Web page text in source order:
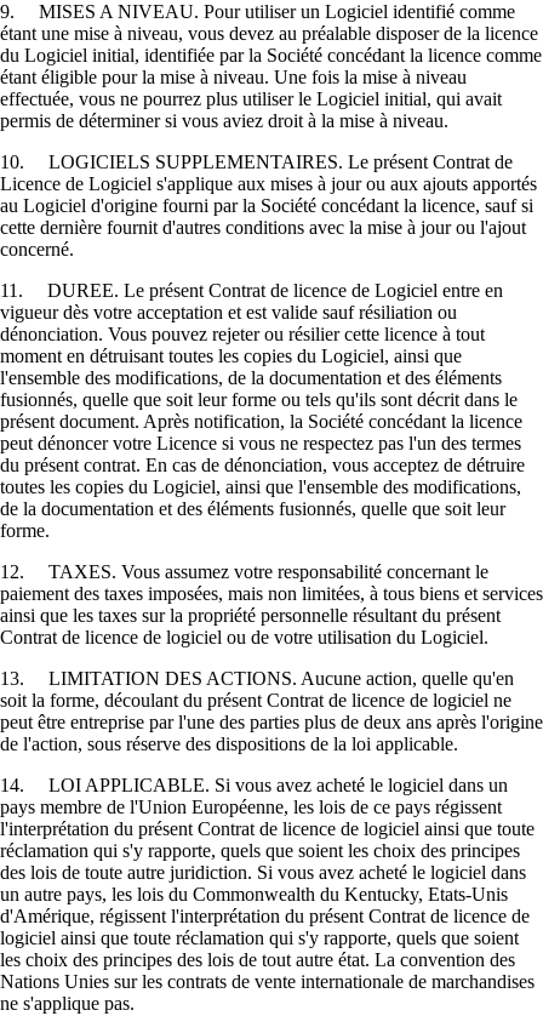
9. MISES A NIVEAU. Pour utiliser un Logiciel identifié comme
étant une mise à niveau, vous devez au préalable disposer de la licence
du Logiciel initial, identifiée par la Société concédant la licence comme
étant éligible pour la mise à niveau. Une fois la mise à niveau
effectuée, vous ne pourrez plus utiliser le Logiciel initial, qui avait
permis de déterminer si vous aviez droit à la mise à niveau.
10. LOGICIELS SUPPLEMENTAIRES. Le présent Contrat de
Licence de Logiciel s'applique aux mises à jour ou aux ajouts apportés
au Logiciel d'origine fourni par la Société concédant la licence, sauf si
cette dernière fournit d'autres conditions avec la mise à jour ou l'ajout
concerné.
11. DUREE. Le présent Contrat de licence de Logiciel entre en
vigueur dès votre acceptation et est valide sauf résiliation ou
dénonciation. Vous pouvez rejeter ou résilier cette licence à tout
moment en détruisant toutes les copies du Logiciel, ainsi que
l'ensemble des modifications, de la documentation et des éléments
fusionnés, quelle que soit leur forme ou tels qu'ils sont décrit dans le
présent document. Après notification, la Société concédant la licence
peut dénoncer votre Licence si vous ne respectez pas l'un des termes
du présent contrat. En cas de dénonciation, vous acceptez de détruire
toutes les copies du Logiciel, ainsi que l'ensemble des modifications,
de la documentation et des éléments fusionnés, quelle que soit leur
forme.
12. TAXES. Vous assumez votre responsabilité concernant le
paiement des taxes imposées, mais non limitées, à tous biens et services
ainsi que les taxes sur la propriété personnelle résultant du présent
Contrat de licence de logiciel ou de votre utilisation du Logiciel.
13. LIMITATION DES ACTIONS. Aucune action, quelle qu'en
soit la forme, découlant du présent Contrat de licence de logiciel ne
peut être entreprise par l'une des parties plus de deux ans après l'origine
de l'action, sous réserve des dispositions de la loi applicable.
14. LOI APPLICABLE. Si vous avez acheté le logiciel dans un
pays membre de l'Union Européenne, les lois de ce pays régissent
l'interprétation du présent Contrat de licence de logiciel ainsi que toute
réclamation qui s'y rapporte, quels que soient les choix des principes
des lois de toute autre juridiction. Si vous avez acheté le logiciel dans
un autre pays, les lois du Commonwealth du Kentucky, Etats-Unis
d'Amérique, régissent l'interprétation du présent Contrat de licence de
logiciel ainsi que toute réclamation qui s'y rapporte, quels que soient
les choix des principes des lois de tout autre état. La convention des
Nations Unies sur les contrats de vente internationale de marchandises
ne s'applique pas.